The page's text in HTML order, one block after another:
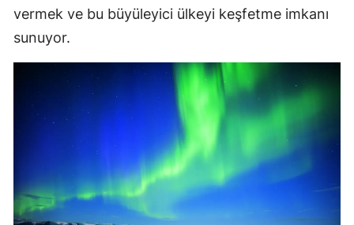
vermek ve bu büyüleyici ülkeyi keşfetme imkanı
sunuyor.